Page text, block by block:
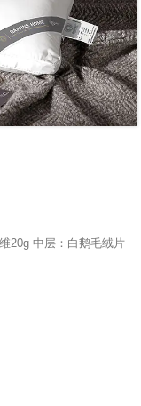
20g 中层：白鹅毛绒片